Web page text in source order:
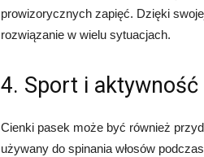
prowizorycznych zapięć. Dzięki
rozwiązanie w wielu sytuacjach.
4. Sport i aktywność
Cienki pasek może być również
używany do spinania włosów